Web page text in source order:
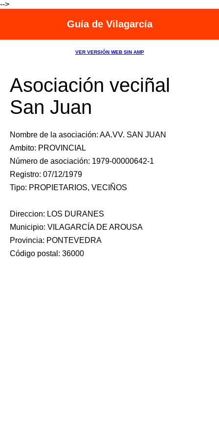
-->
Guía de Vilagarcía
VER VERSIÓN WEB SIN AMP
Asociación veciñal
San Juan
Nombre de la asociación: AA.VV. SAN JUAN
Ambito: PROVINCIAL
Número de asociación: 1979-00000642-1
Registro: 07/12/1979
Tipo: PROPIETARIOS, VECIÑOS
Direccion: LOS DURANES
Municipio: VILAGARCÍA DE AROUSA
Provincia: PONTEVEDRA
Código postal: 36000